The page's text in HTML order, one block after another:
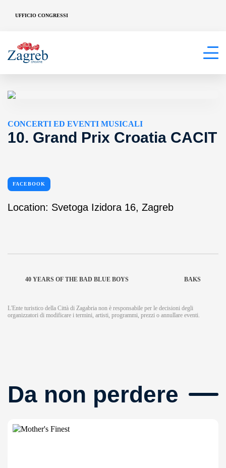
UFFICIO CONGRESSI
CONCERTI ED EVENTI MUSICALI
10. Grand Prix Croatia CACIT
FACEBOOK
Location: Svetoga Izidora 16, Zagreb
40 YEARS OF THE BAD BLUE BOYS BAKS
L'Ente turistico della Città di Zagabria non è responsabile per le decisioni degli
organizzatori di modificare i termini, artisti, programmi, prezzi o annullare eventi.
Da non perdere